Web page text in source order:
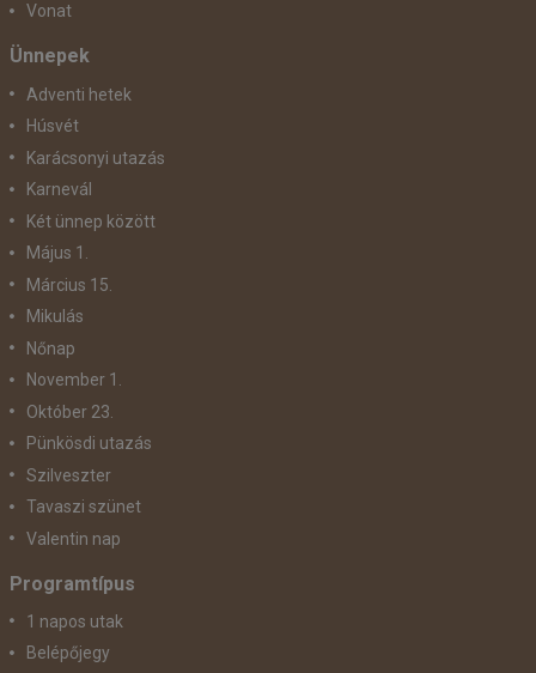
Vonat
Ünnepek
Adventi hetek
Húsvét
Karácsonyi utazás
Karnevál
Két ünnep között
Május 1.
Március 15.
Mikulás
Nőnap
November 1.
Október 23.
Pünkösdi utazás
Szilveszter
Tavaszi szünet
Valentin nap
Programtípus
1 napos utak
Belépőjegy